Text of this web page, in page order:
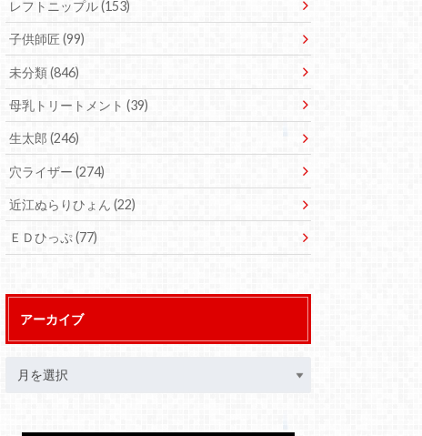
レフトニップル(153)
子供師匠(99)
未分類(846)
母乳トリートメント(39)
生太郎(246)
穴ライザー(274)
近江ぬらりひょん(22)
ＥＤひっぷ(77)
アーカイブ